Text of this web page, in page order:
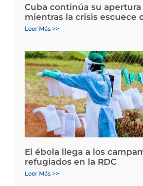
Cuba continúa su
mientras la crisis escuece
Leer Más >>
El ébola llega a los
refugiados en la RDC
Leer Más >>